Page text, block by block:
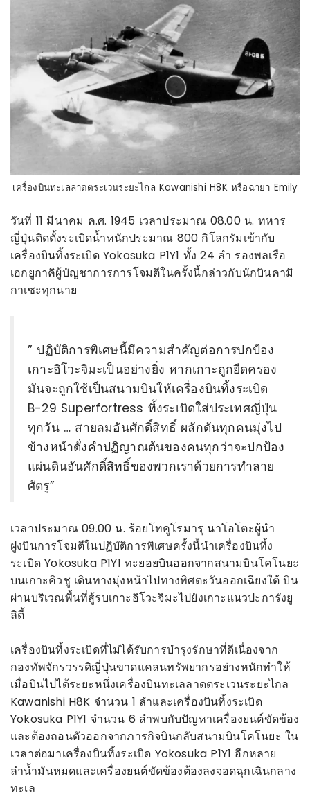
เครื่องบินทะเลลาดตระเวนระยะไกล Kawanishi H8K หรือฉายา Emily
วันที่ 11 มีนาคม ค.ศ. 1945 เวลาประมาณ 08.00 น. ทหาร
ญี่ปุ่นติดตั้งระเบิดน้ำหนักประมาณ 800 กิโลกรัมเข้ากับ
เครื่องบินทิ้งระเบิด Yokosuka P1Y1 ทั้ง 24 ลำ รองพลเรือ
เอกยูกาคิผู้บัญชาการการโจมตีในครั้งนี้กล่าวกับนักบินคามิ
กาเซะทุกนาย
” ปฏิบัติการพิเศษนี้มีความสำคัญต่อการปกป้อง
เกาะอิโวะจิมะเป็นอย่างยิ่ง หากเกาะถูกยืดครอง
มันจะถูกใช้เป็นสนามบินให้เครื่องบินทิ้งระเบิด
B-29 Superfortress ทิ้งระเบิดใส่ประเทศญี่ปุ่น
ทุกวัน … สายลมอันศักดิ์สิทธิ์ ผลักดันทุกคนมุ่งไป
ข้างหน้าดั่งคำปฏิญาณต้นของคนทุกว่าจะปกป้อง
แผ่นดินอันศักดิ์สิทธิ์ของพวกเราด้วยการทำลาย
ศัตรู”
เวลาประมาณ 09.00 น. ร้อยโทคูโรมารุ นาโอโตะผู้นำ
ฝูงบินการโจมตีในปฏิบัติการพิเศษครั้งนี้นำเครื่องบินทิ้ง
ระเบิด Yokosuka P1Y1 ทะยอยบินออกจากสนามบินโคโนยะ
บนเกาะคิวชู เดินทางมุ่งหน้าไปทางทิศตะวันออกเฉียงใต้ บิน
ผ่านบริเวณพื้นที่สู้รบเกาะอิโวะจิมะไปยังเกาะแนวปะการังยู
ลิตี้
เครื่องบินทิ้งระเบิดที่ไม่ได้รับการบำรุงรักษาที่ดีเนื่องจาก
กองทัพจักรวรรดิญี่ปุ่นขาดแคลนทรัพยากรอย่างหนักทำให้
เมื่อบินไปได้ระยะหนึ่งเครื่องบินทะเลลาดตระเวนระยะไกล
Kawanishi H8K จำนวน 1 ลำและเครื่องบินทิ้งระเบิด
Yokosuka P1Y1 จำนวน 6 ลำพบกับปัญหาเครื่องยนต์ขัดข้อง
และต้องถอนตัวออกจากภารกิจบินกลับสนามบินโคโนยะ ใน
เวลาต่อมาเครื่องบินทิ้งระเบิด Yokosuka P1Y1 อีกหลาย
ลำน้ำมันหมดและเครื่องยนต์ขัดข้องต้องลงจอดฉุกเฉินกลาง
ทะเล